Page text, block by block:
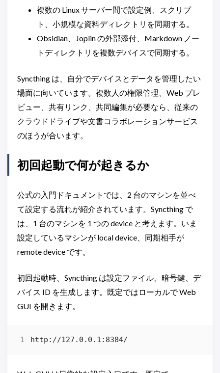
複数の Linux サーバー間で設定例、スクリプ
ト、小規模な資料ディレクトリを同期する。
Obsidian、Joplin の外部添付、Markdown ノー
トディレクトリを複数デバイスで同期する。
Syncthing は、自分でデバイスとデータを管理したい
場面に向いています。複数人の権限管理、Web プレ
ビュー、共有リンク、共同編集が必要なら、従来の
クラウドドライブや文書コラボレーションサービス
のほうが合います。
初回起動で何が起きるか
公式の入門ドキュメントでは、2 台のマシンを並べ
て設定する流れが紹介されています。Syncthing で
は、1 台のマシンを 1 つの device と考えます。いま
設定しているマシンが local device、同期相手が
remote device です。
初回起動時、Syncthing は設定ファイル、暗号鍵、デ
バイス ID を生成します。既定ではローカルで Web
GUI を開きます。